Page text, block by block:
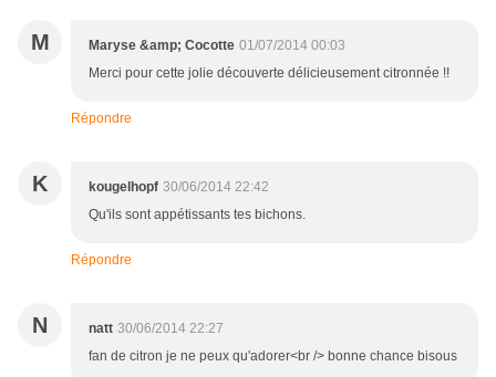
M Maryse &amp; Cocotte 01/07/2014 00:03
Merci pour cette jolie découverte délicieusement citronnée !!
Répondre
K kougelhopf 30/06/2014 22:42
Qu'ils sont appétissants tes bichons.
Répondre
N natt 30/06/2014 22:27
fan de citron je ne peux qu'adorer<br /> bonne chance bisous